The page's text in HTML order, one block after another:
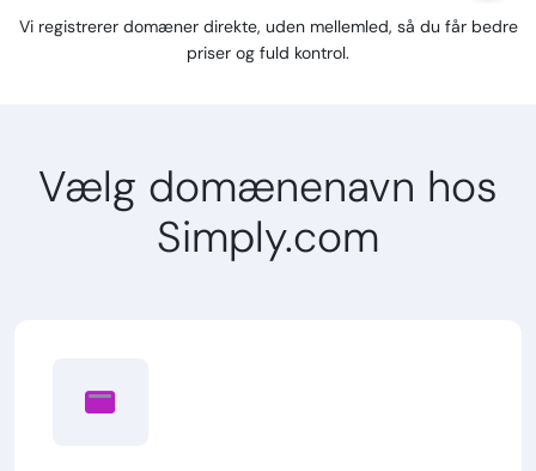
Vi registrerer domæner direkte, uden mellemled, så du får bedre
priser og fuld kontrol.
Vælg domænenavn hos
Simply.com